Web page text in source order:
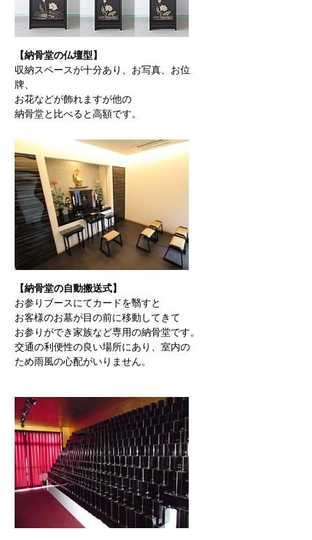
【納骨堂の仏壇型】
収納スペースが十分あり、お写真、お位
牌、
お花などが飾れますが他の
納骨堂と比べると高額です。
【納骨堂の自動搬送式】
お参りブースにてカードを翳すと
お客様のお墓が目の前に移動してきて
お参りができ家族など専用の納骨堂です。
交通の利便性の良い場所にあり、室内の
ため雨風の心配がいりません。